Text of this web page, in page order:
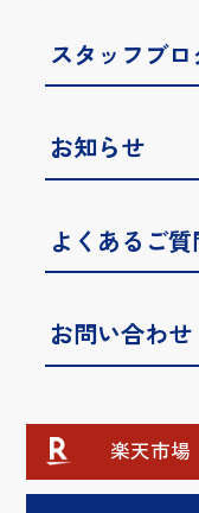
スタッフブロ
お知らせ
よくあるご質
お問い合わせ
楽天市場